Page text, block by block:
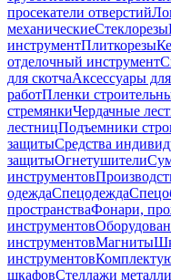
просекатели отверстий
механическиеСтеклорезы
инструментПлиткорезы
отделочный инструмент
для скотчаАксессуары
работПленки
стремянкиЧердачные
лестницПодъемники
защитыСредства
защитыОгнетушители
инструментов
одеждаСпецодежда
пространстваФонари,
инструментов
инструментовМагниты
инструментов
шкафовСтеллажи